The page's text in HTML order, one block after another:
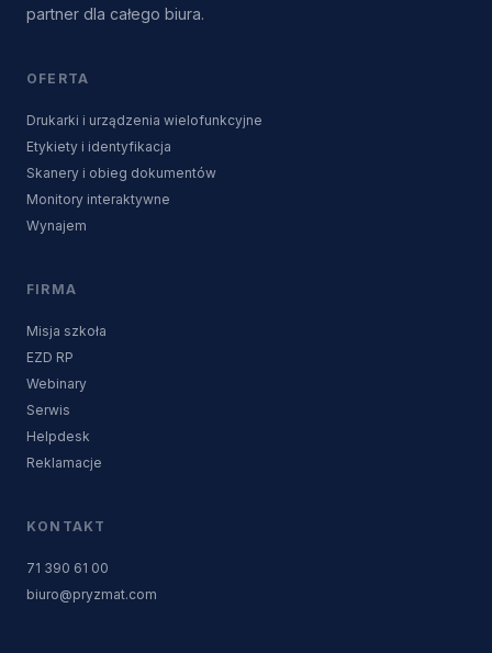
partner dla całego biura.
OFERTA
Drukarki i urządzenia wielofunkcyjne
Etykiety i identyfikacja
Skanery i obieg dokumentów
Monitory interaktywne
Wynajem
FIRMA
Misja szkoła
EZD RP
Webinary
Serwis
Helpdesk
Reklamacje
KONTAKT
71 390 61 00
biuro@pryzmat.com